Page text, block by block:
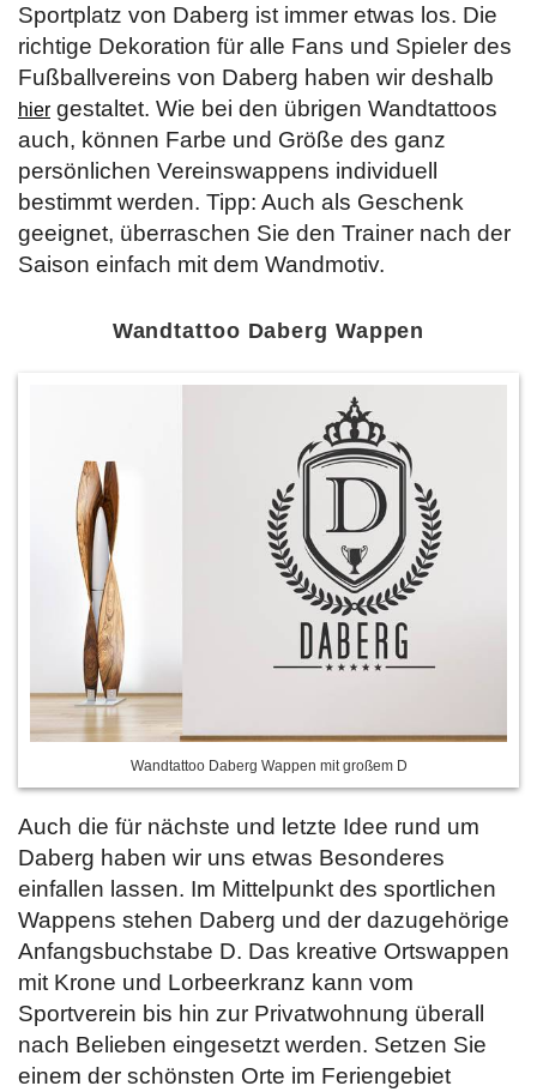
Sportplatz von Daberg ist immer etwas los. Die
richtige Dekoration für alle Fans und Spieler des
Fußballvereins von Daberg haben wir deshalb
hier gestaltet. Wie bei den übrigen Wandtattoos
auch, können Farbe und Größe des ganz
persönlichen Vereinswappens individuell
bestimmt werden. Tipp: Auch als Geschenk
geeignet, überraschen Sie den Trainer nach der
Saison einfach mit dem Wandmotiv.
Wandtattoo Daberg Wappen
Wandtattoo Daberg Wappen mit großem D
Auch die für nächste und letzte Idee rund um
Daberg haben wir uns etwas Besonderes
einfallen lassen. Im Mittelpunkt des sportlichen
Wappens stehen Daberg und der dazugehörige
Anfangsbuchstabe D. Das kreative Ortswappen
mit Krone und Lorbeerkranz kann vom
Sportverein bis hin zur Privatwohnung überall
nach Belieben eingesetzt werden. Setzen Sie
einem der schönsten Orte im Feriengebiet